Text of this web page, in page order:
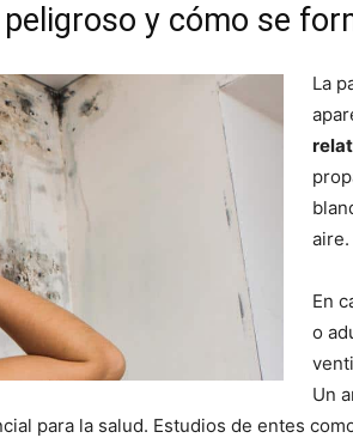
y cómo se
La
aire.
En
o
Un
para la salud. Estudios de entes